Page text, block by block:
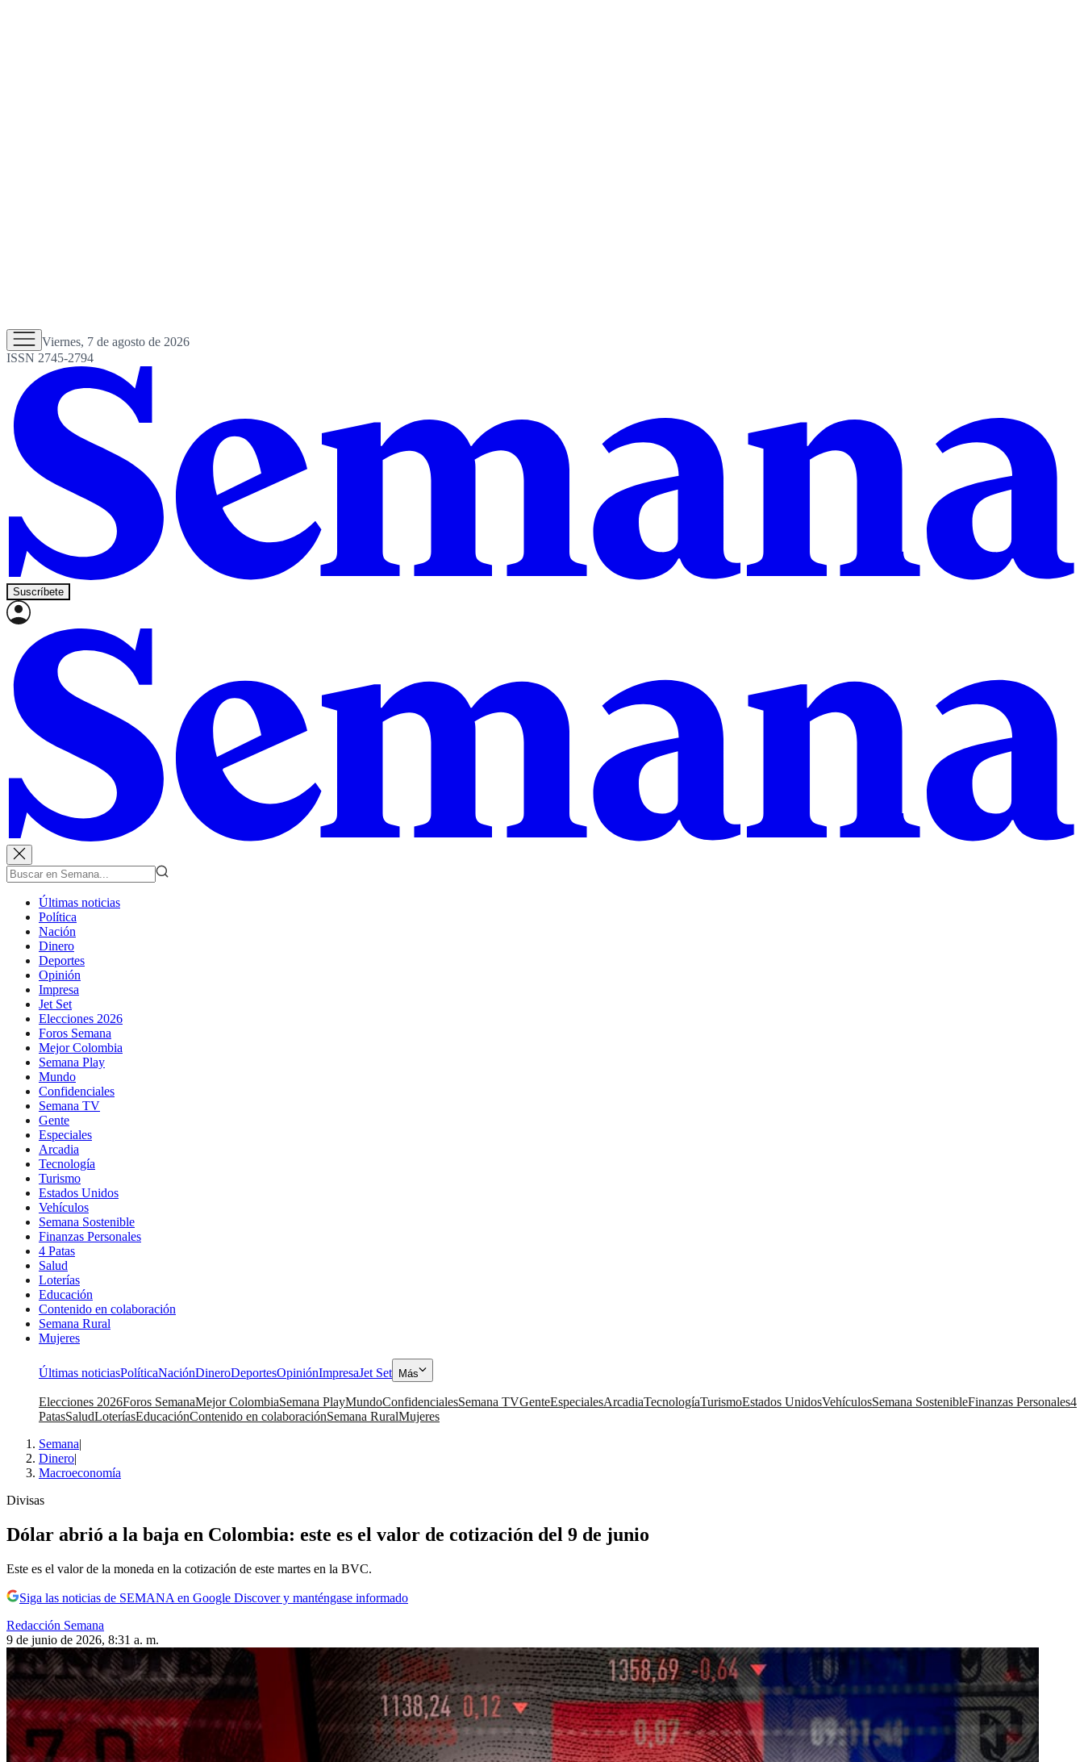
Viernes, 7 de agosto de 2026
ISSN 2745-2794
Suscríbete
Últimas noticias
Política
Nación
Dinero
Deportes
Opinión
Impresa
Jet Set
Elecciones 2026
Foros Semana
Mejor Colombia
Semana Play
Mundo
Confidenciales
Semana TV
Gente
Especiales
Arcadia
Tecnología
Turismo
Estados Unidos
Vehículos
Semana Sostenible
Finanzas Personales
4 Patas
Salud
Loterías
Educación
Contenido en colaboración
Semana Rural
Mujeres
Últimas noticiasPolíticaNaciónDineroDeportesOpiniónImpresaJet Set Más
Elecciones 2026Foros SemanaMejor ColombiaSemana PlayMundoConfidencialesSemana TVGenteEspecialesArcadiaTecnologíaTurismoEstados UnidosVehículosSemana SostenibleFinanzas Personales4
PatasSaludLoteríasEducaciónContenido en colaboraciónSemana RuralMujeres
Semana|
Dinero|
Macroeconomía
Divisas
Dólar abrió a la baja en Colombia: este es el valor de cotización del 9 de junio
Este es el valor de la moneda en la cotización de este martes en la BVC.
Siga las noticias de SEMANA en Google Discover y manténgase informado
Redacción Semana
9 de junio de 2026, 8:31 a. m.